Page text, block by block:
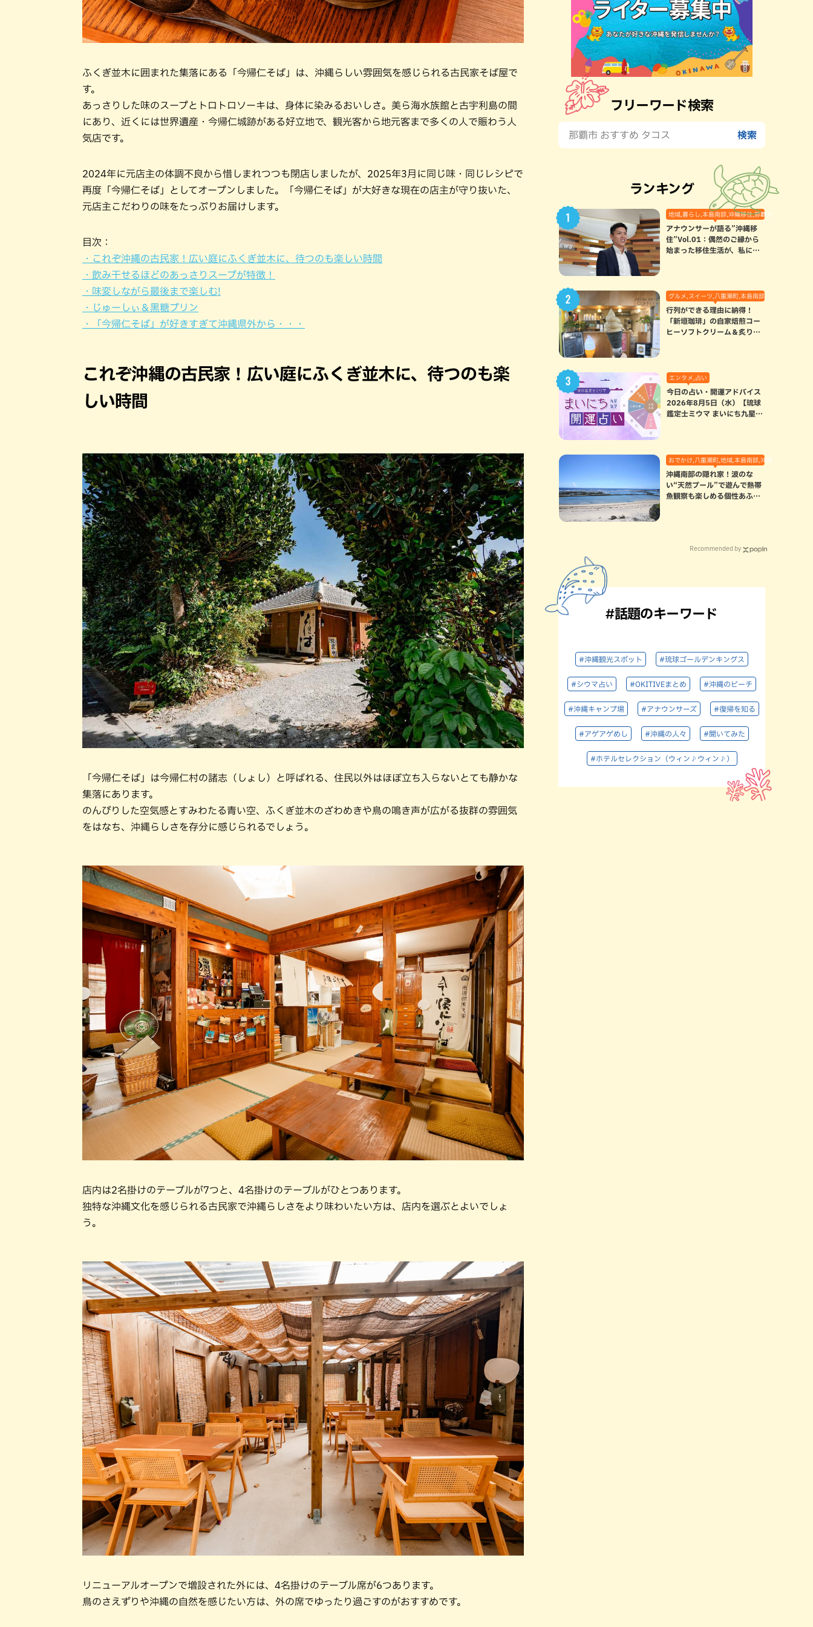
ふくぎ並木に囲まれた集落にある「今帰仁そば」は、沖縄らしい雰囲気を感じられる古民家そば屋で
す。
あっさりした味のスープとトロトロソーキは、身体に染みるおいしさ。美ら海水族館と古宇利島の間
にあり、近くには世界遺産・今帰仁城跡がある好立地で、観光客から地元客まで多くの人で賑わう人
気店です。
2024年に元店主の体調不良から惜しまれつつも閉店しましたが、2025年3月に同じ味・同じレシピで
再度「今帰仁そば」としてオープンしました。「今帰仁そば」が大好きな現在の店主が守り抜いた、
元店主こだわりの味をたっぷりお届けします。
目次：
・これぞ沖縄の古民家！広い庭にふくぎ並木に、待つのも楽しい時間
・飲み干せるほどのあっさりスープが特徴！
・味変しながら最後まで楽しむ!
・じゅーしぃ＆黒糖プリン
・「今帰仁そば」が好きすぎて沖縄県外から・・・
これぞ沖縄の古民家！広い庭にふくぎ並木に、待つのも楽
しい時間
「今帰仁そば」は今帰仁村の諸志（しょし）と呼ばれる、住民以外はほぼ立ち入らないとても静かな
集落にあります。
のんびりした空気感とすみわたる青い空、ふくぎ並木のざわめきや鳥の鳴き声が広がる抜群の雰囲気
をはなち、沖縄らしさを存分に感じられるでしょう。
店内は2名掛けのテーブルが7つと、4名掛けのテーブルがひとつあります。
独特な沖縄文化を感じられる古民家で沖縄らしさをより味わいたい方は、店内を選ぶとよいでしょ
う。
リニューアルオープンで増設された外には、4名掛けのテーブル席が6つあります。
鳥のさえずりや沖縄の自然を感じたい方は、外の席でゆったり過ごすのがおすすめです。
フリーワード検索
ランキング
地域,暮らし,本島南部,沖縄移住,那覇市
アナウンサーが語る”沖縄移
住”Vol.01：偶然のご縁から
始まった移住生活が、私にと
グルメ,スイーツ,八重瀬町,本島南部
行列ができる理由に納得！
「新垣珈琲」の自家焙煎コー
ヒーソフトクリーム＆炙りマ
エンタメ,占い
今日の占い・開運アドバイス
2026年8月5日（水）【琉球
鑑定士ミウマ まいにち九星気
おでかけ,八重瀬町,地域,本島南部,沖縄の海,自然
沖縄南部の隠れ家！波のな
い“天然プール”で遊んで熱帯
魚観察も楽しめる個性あふれ
Recommended by
#話題のキーワード
#沖縄観光スポット #琉球ゴールデンキングス
#シウマ占い #OKITIVEまとめ #沖縄のビーチ
#沖縄キャンプ場 #アナウンサーズ #復帰を知る
#アゲアゲめし #沖縄の人々 #聞いてみた
#ホテルセレクション（ウィン♪ウィン♪）